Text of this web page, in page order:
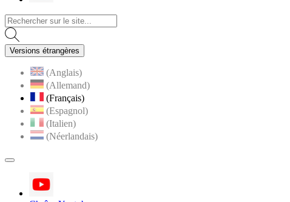
Versions étrangères
(Anglais)
(Allemand)
(Français)
(Espagnol)
(Italien)
(Néerlandais)
MENU